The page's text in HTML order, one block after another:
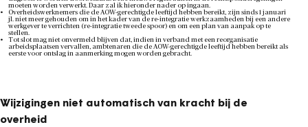
moeten worden verwerkt. Daar zal ik hieronder nader op ingaan.
Overheidswerknemers die de AOW-gerechtigde leeftijd hebben bereikt, zijn sinds 1 januari
jl. niet meer gehouden om in het kader van de re-integratie werkzaamheden bij een andere
werkgever te verrichten (re-integratie tweede spoor) en om een plan van aanpak op te
stellen.
Tot slot mag niet onvermeld blijven dat, indien in verband met een reorganisatie
arbeidsplaatsen vervallen, ambtenaren die de AOW-gerechtigde leeftijd hebben bereikt als
eerste voor ontslag in aanmerking mogen worden gebracht.
Wijzigingen niet automatisch van kracht bij de
overheid